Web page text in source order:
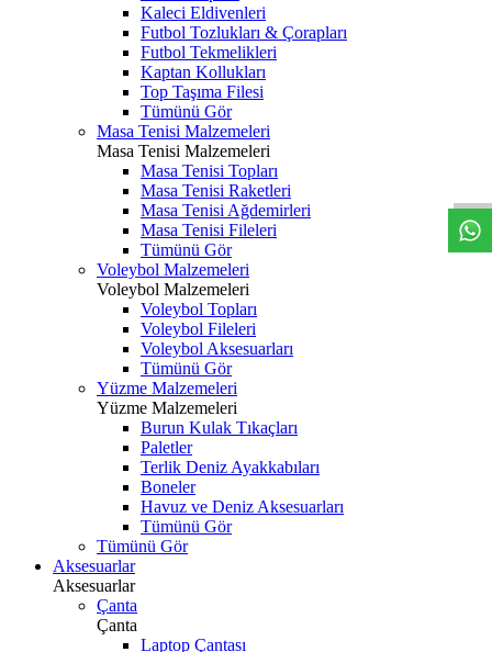
Kaleci Eldivenleri
Futbol Tozlukları & Çorapları
Futbol Tekmelikleri
Kaptan Kollukları
Top Taşıma Filesi
Tümünü Gör
Masa Tenisi Malzemeleri
Masa Tenisi Malzemeleri
Masa Tenisi Topları
Masa Tenisi Raketleri
Masa Tenisi Ağdemirleri
Masa Tenisi Fileleri
Tümünü Gör
Voleybol Malzemeleri
Voleybol Malzemeleri
Voleybol Topları
Voleybol Fileleri
Voleybol Aksesuarları
Tümünü Gör
Yüzme Malzemeleri
Yüzme Malzemeleri
Burun Kulak Tıkaçları
Paletler
Terlik Deniz Ayakkabıları
Boneler
Havuz ve Deniz Aksesuarları
Tümünü Gör
Tümünü Gör
Aksesuarlar
Aksesuarlar
Çanta
Çanta
Laptop Çantası